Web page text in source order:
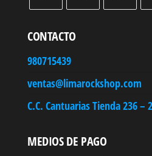
CONTACTO
980715439
ventas@limarockshop.com
C.C. Cantuarias Tienda 236
MEDIOS DE PAGO